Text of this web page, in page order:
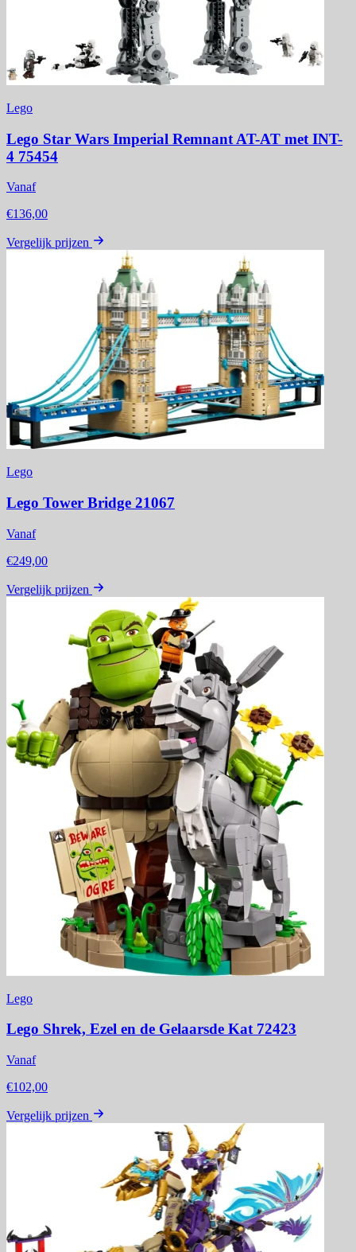
Lego
Lego Star Wars Imperial Remnant AT-AT met INT-
4 75454
Vanaf
€136,00
Vergelijk prijzen
Lego
Lego Tower Bridge 21067
Vanaf
€249,00
Vergelijk prijzen
Lego
Lego Shrek, Ezel en de Gelaarsde Kat 72423
Vanaf
€102,00
Vergelijk prijzen